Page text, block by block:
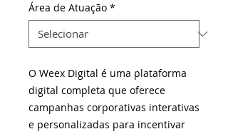
Área de Atuação *
O Weex Digital é uma plataforma
digital completa que oferece
campanhas corporativas interativas
e personalizadas para incentivar